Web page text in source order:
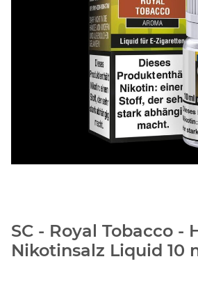
SC - Royal Tobacco -
Nikotinsalz Liquid 10